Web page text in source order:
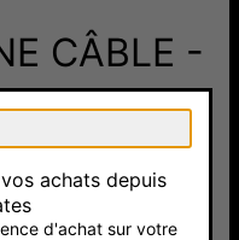
CÂBLE -
achats depuis
d'achat sur votre